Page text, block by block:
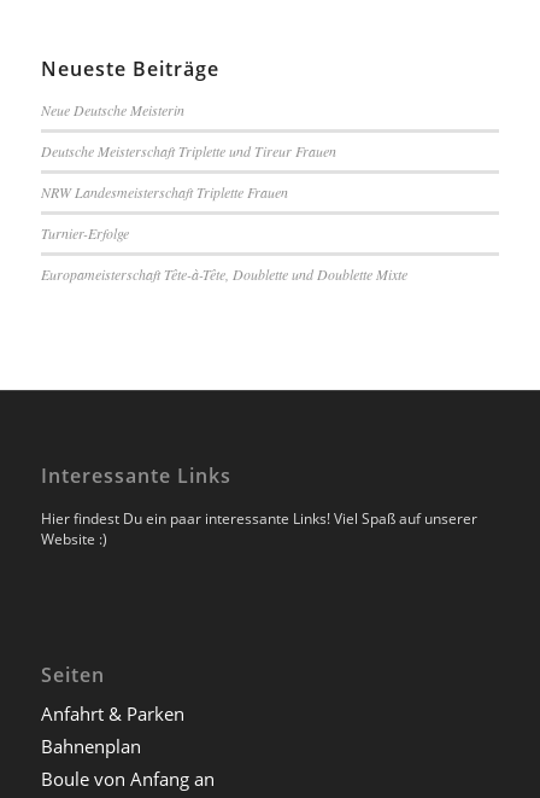
Neueste Beiträge
Neue Deutsche Meisterin
Deutsche Meisterschaft Triplette und Tireur Frauen
NRW Landesmeisterschaft Triplette Frauen
Turnier-Erfolge
Europameisterschaft Tête-à-Tête, Doublette und Doublette Mixte
Interessante Links
Hier findest Du ein paar interessante Links! Viel Spaß auf unserer
Website :)
Seiten
Anfahrt & Parken
Bahnenplan
Boule von Anfang an